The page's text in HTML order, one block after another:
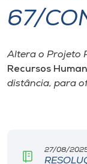
I.nova
Diplomados
67/
Altera o Projeto
Recursos
distância, para
27/08/